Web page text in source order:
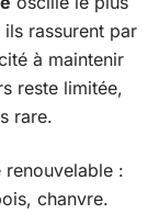
rassurent par
à maintenir
reste limitée,
rare.
renouvelable :
chanvre.